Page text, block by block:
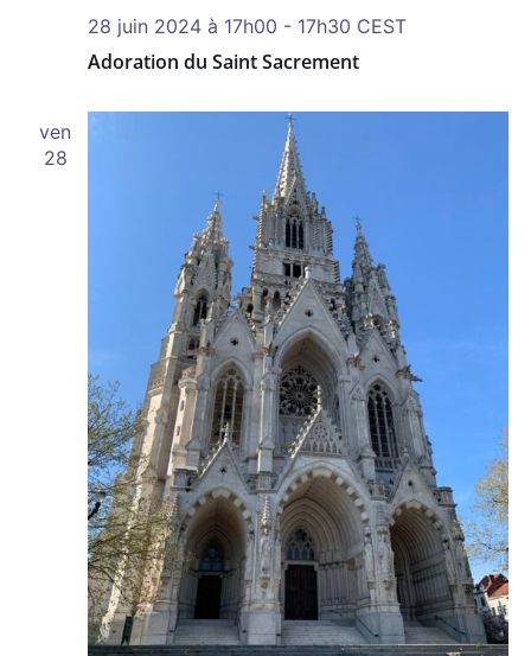
Adoration du Saint Sacrement
28 juin 2024 à 17h00 - 17h30 CEST
ven
28